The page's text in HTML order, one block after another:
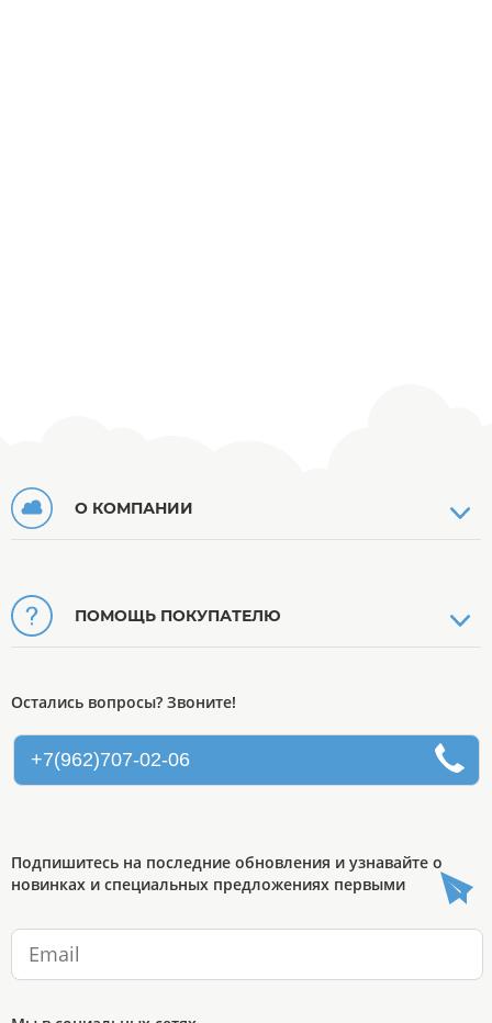
О КОМПАНИИ
ПОМОЩЬ ПОКУПАТЕЛЮ
Остались вопросы? Звоните!
+7(962)707-02-06
Подпишитесь на последние обновления и узнавайте о
новинках и специальных предложениях первыми